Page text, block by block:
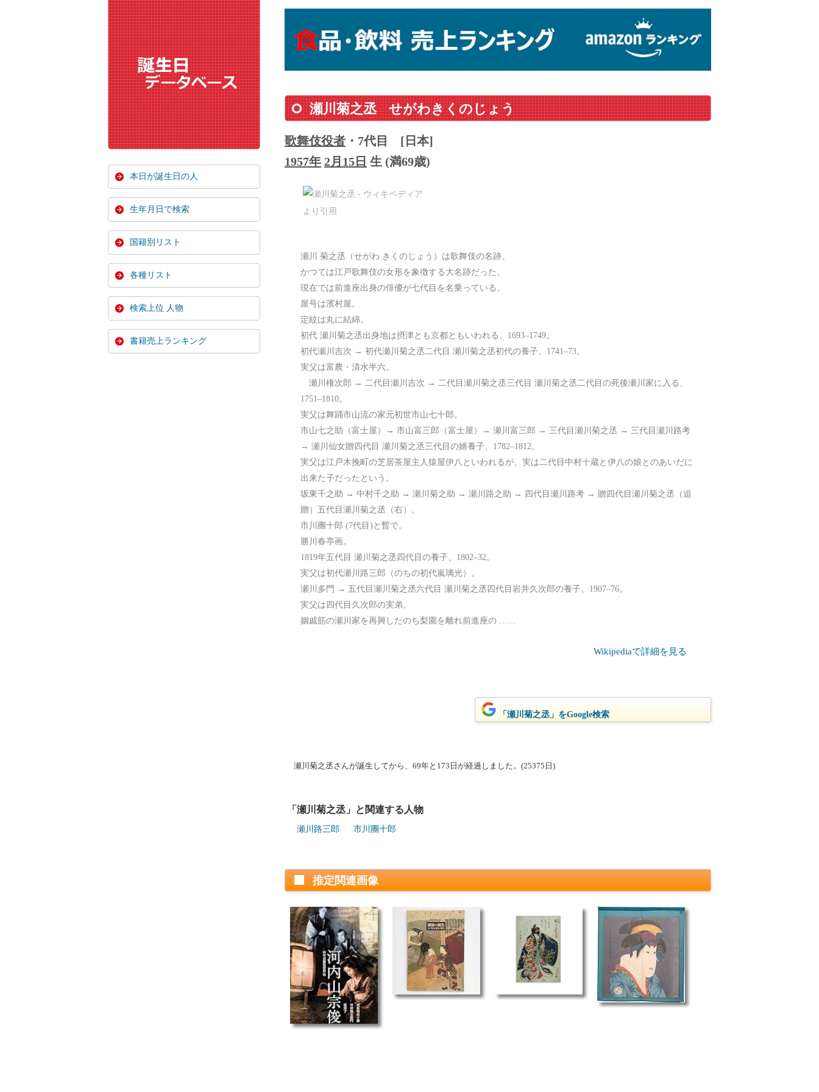
瀬川菊之丞 せがわきくのじょう
歌舞伎役者 ・7代目
[日本]
1957年 2月15日 生 (満69歳)
瀬川 菊之丞（せがわ きくのじょう）は歌舞伎の名跡。
かつては江戸歌舞伎の女形を象徴する大名跡だった。
現在では前進座出身の俳優が七代目を名乗っている。
屋号は濱村屋。
定紋は丸に結綿。
初代 瀬川菊之丞出身地は摂津とも京都ともいわれる、1693–1749。
初代瀬川吉次 → 初代瀬川菊之丞二代目 瀬川菊之丞初代の養子、1741–73。
実父は富農・清水半六。
瀬川権次郎 → 二代目瀬川吉次 → 二代目瀬川菊之丞三代目 瀬川菊之丞二代目の死後瀬川家に入る、
1751–1810。
実父は舞踊市山流の家元初世市山七十郎。
市山七之助（富士屋）→ 市山富三郎（富士屋）→ 瀬川富三郎 → 三代目瀬川菊之丞 → 三代目瀬川路考
→ 瀬川仙女贈四代目 瀬川菊之丞三代目の婿養子、1782–1812。
実父は江戸木挽町の芝居茶屋主人猿屋伊八といわれるが、実は二代目中村十蔵と伊八の娘とのあいだに
出来た子だったという。
坂東千之助 → 中村千之助 → 瀬川菊之助 → 瀬川路之助 → 四代目瀬川路考 → 贈四代目瀬川菊之丞（追
贈）五代目瀬川菊之丞（右）。
市川團十郎 (7代目)と暫で。
勝川春亭画。
1819年五代目 瀬川菊之丞四代目の養子、1802–32。
実父は初代瀬川路三郎（のちの初代嵐璃光）。
瀬川多門 → 五代目瀬川菊之丞六代目 瀬川菊之丞四代目岩井久次郎の養子、1907–76。
実父は四代目久次郎の実弟。
姻戚筋の瀬川家を再興したのち梨園を離れ前進座の ……
Wikipediaで詳細を見る
「瀬川菊之丞」をGoogle検索
瀬川菊之丞さんが誕生してから、69年と173日が経過しました。(25375日)
「瀬川菊之丞」と関連する人物
瀬川路三郎 市川團十郎
推定関連画像
本日が誕生日の人
生年月日で検索
国籍別リスト
各種リスト
検索上位 人物
書籍売上ランキング